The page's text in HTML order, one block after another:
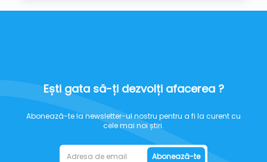
Ești gata să-ți dezvolți afacerea ?
Abonează-te la newsletter-ul nostru pentru a fi la curent cu
cele mai noi știri.
Abonează-te